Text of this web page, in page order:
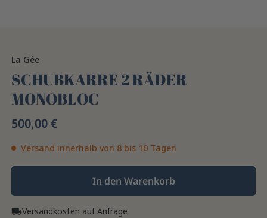
La Gée
SCHUBKARRE 2 RÄDER
MONOBLOC
500,00 €
Versand innerhalb von 8 bis 10 Tagen
In den Warenkorb
local_shippingVersandkosten auf Anfrage